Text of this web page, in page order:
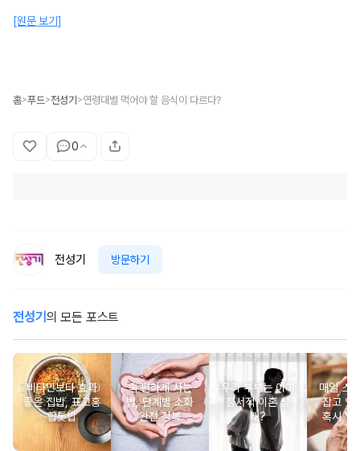
[원문 보기]
홈>푸드>전성기>연령대별 먹어야 할 음식이 다르다?
0
전성기 방문하기
전성기 의 모든 포스트
비타민보다 효과
좋은 집밥, 표고홍
합톳밥
속 편하게 사는
법, 단계별 소화
완전 정복
우리 부부는 이미
정서적 이혼 상
태?
매일 스
잡고 있
혹시